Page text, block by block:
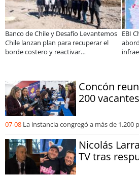
Banco de Chile y Desafío Levantemos
Chile lanzan plan para recuperar el
borde costero y reactivar
EBI
Concón
200
07-08 La instancia congregó a más de 1.200
Nicolás
TV tras